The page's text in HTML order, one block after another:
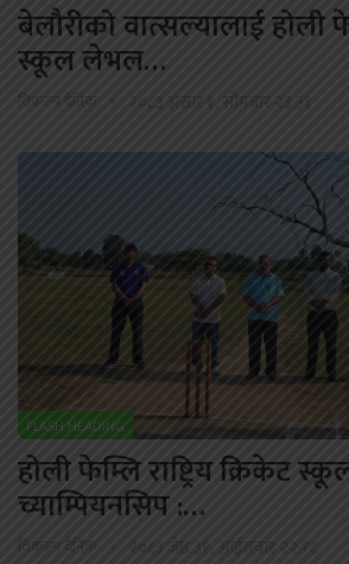
बेलौरीको वात्सल्यालाई होली
स्कूल लेभल…
विकल्प दैनिक २०८३ असार १, सोमबार २३:३१
FLASH HEADING
होली फेम्लि राष्ट्रिय क्रिकेट
च्याम्पियनसिप :…
विकल्प दैनिक २०८३ जेष्ठ ३१, आईतवार २२:१८